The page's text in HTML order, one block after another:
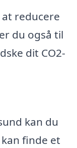
at reducere
du også til
dit CO2-
kan du
finde et